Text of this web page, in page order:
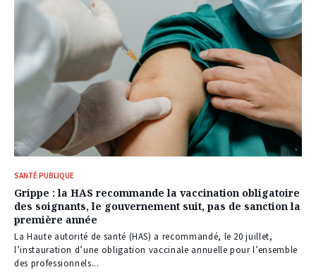
SANTÉ PUBLIQUE
Grippe : la HAS recommande la vaccination obligatoire
des soignants, le gouvernement suit, pas de sanction la
première année
La Haute autorité de santé (HAS) a recommandé, le 20 juillet,
l’instauration d’une obligation vaccinale annuelle pour l’ensemble
des professionnels...